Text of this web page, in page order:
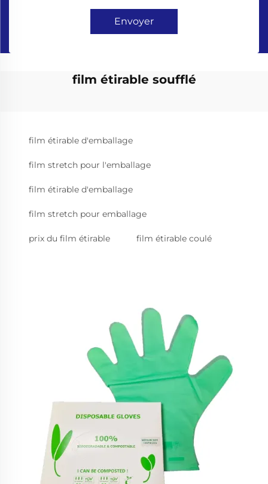
Envoyer
film étirable soufflé
film étirable d'emballage
film stretch pour l'emballage
film étirable d'emballage
film stretch pour emballage
prix du film étirable film étirable coulé